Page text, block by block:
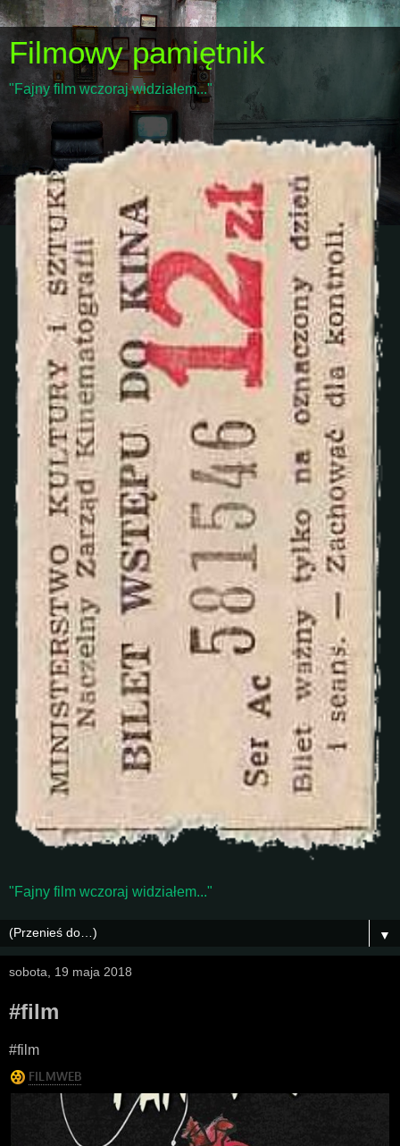
Filmowy pamiętnik
"Fajny film wczoraj widziałem..."
"Fajny film wczoraj widziałem..."
▼
sobota, 19 maja 2018
#film
#film